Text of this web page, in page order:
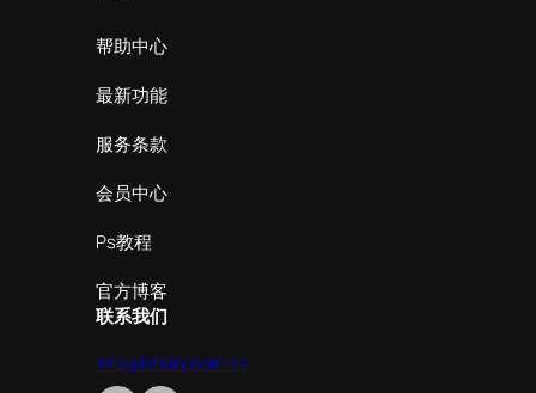
帮助中心
最新功能
服务条款
会员中心
Ps教程
官方博客
联系我们
info@istarry.com.cn